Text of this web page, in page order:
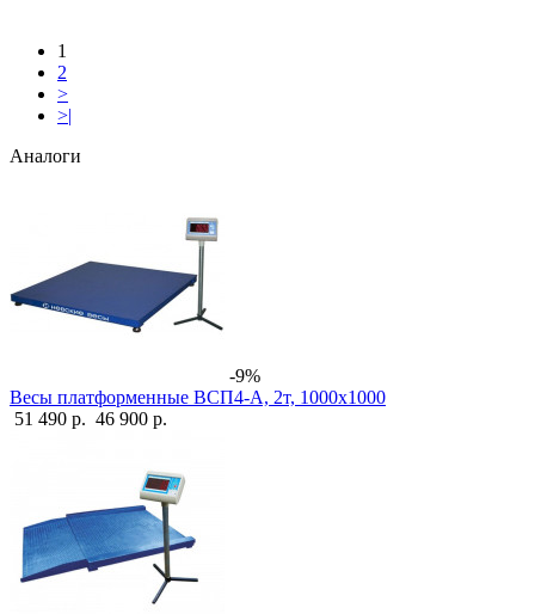
1
2
>
>|
Аналоги
-9%
Весы платформенные ВСП4-А, 2т, 1000х1000
51 490 р. 46 900 р.